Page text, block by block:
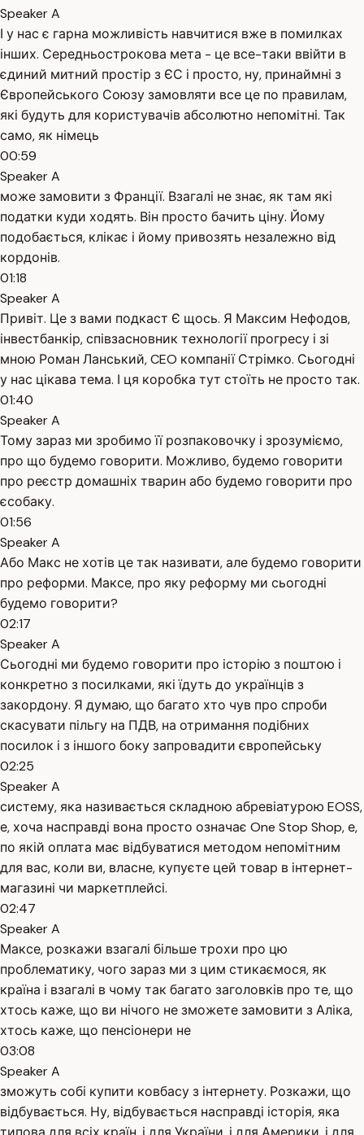
Speaker A
І у нас є гарна можливість навчитися вже в помилках
інших. Середньострокова мета - це все-таки ввійти в
єдиний митний простір з ЄС і просто, ну, принаймні з
Європейського Союзу замовляти все це по правилам,
які будуть для користувачів абсолютно непомітні. Так
само, як німець
00:59
Speaker A
може замовити з Франції. Взагалі не знає, як там які
податки куди ходять. Він просто бачить ціну. Йому
подобається, клікає і йому привозять незалежно від
кордонів.
01:18
Speaker A
Привіт. Це з вами подкаст Є щось. Я Максим Нефодов,
інвестбанкір, співзасновник технології прогресу і зі
мною Роман Ланський, CEO компанії Стрімко. Сьогодні
у нас цікава тема. І ця коробка тут стоїть не просто так.
01:40
Speaker A
Тому зараз ми зробимо її розпаковочку і зрозуміємо,
про що будемо говорити. Можливо, будемо говорити
про реєстр домашніх тварин або будемо говорити про
єсобаку.
01:56
Speaker A
Або Макс не хотів це так називати, але будемо говорити
про реформи. Максе, про яку реформу ми сьогодні
будемо говорити?
02:17
Speaker A
Сьогодні ми будемо говорити про історію з поштою і
конкретно з посилками, які їдуть до українців з
закордону. Я думаю, що багато хто чув про спроби
скасувати пільгу на ПДВ, на отримання подібних
посилок і з іншого боку запровадити європейську
02:25
Speaker A
систему, яка називається складною абревіатурою EOSS,
е, хоча насправді вона просто означає One Stop Shop, е,
по якій оплата має відбуватися методом непомітним
для вас, коли ви, власне, купуєте цей товар в інтернет-
магазині чи маркетплейсі.
02:47
Speaker A
Максе, розкажи взагалі більше трохи про цю
проблематику, чого зараз ми з цим стикаємося, як
країна і взагалі в чому так багато заголовків про те, що
хтось каже, що ви нічого не зможете замовити з Аліка,
хтось каже, що пенсіонери не
03:08
Speaker A
зможуть собі купити ковбасу з інтернету. Розкажи, що
відбувається. Ну, відбувається насправді історія, яка